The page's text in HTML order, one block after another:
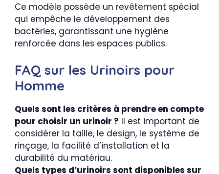
Ce modèle possède un revêtement spécial
qui empêche le développement des
bactéries, garantissant une hygiène
renforcée dans les espaces publics.
FAQ sur les Urinoirs pour
Homme
Quels sont les critères à prendre en compte
pour choisir un urinoir ? Il est important de
considérer la taille, le design, le système de
rinçage, la facilité d’installation et la
durabilité du matériau.
Quels types d’urinoirs sont disponibles sur